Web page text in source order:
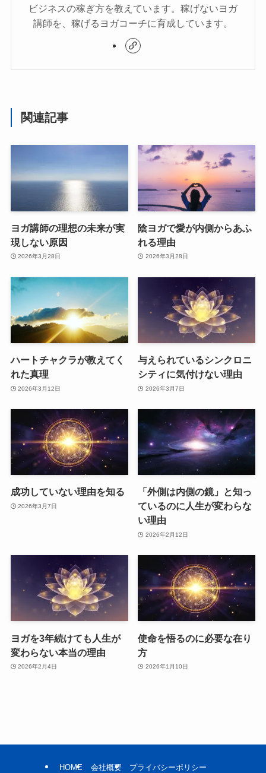
ビジネスの稼ぎ方を教えています。稼げないヨガ
講師を、稼げるヨガコーチに育成しています。
関連記事
ヨガ講師の理想の未来が実
現しない原因
2026年3月28日
陰ヨガで愛が内側からあふ
れる理由
2026年3月28日
ハートチャクラが教えてく
れた真理
2026年3月12日
与えられているシンクロニ
シティに気付けない理由
2026年3月7日
成功していない理由を知る
2026年3月7日
「外側は内側の鏡」と知っ
ているのに人生が変わらな
い理由
2026年2月12日
ヨガを3年続けても人生が
変わらない本当の理由
2026年2月4日
使命を悟るのに必要な在り
方
2026年1月10日
HOME 会社概要 プライバシーポリシー